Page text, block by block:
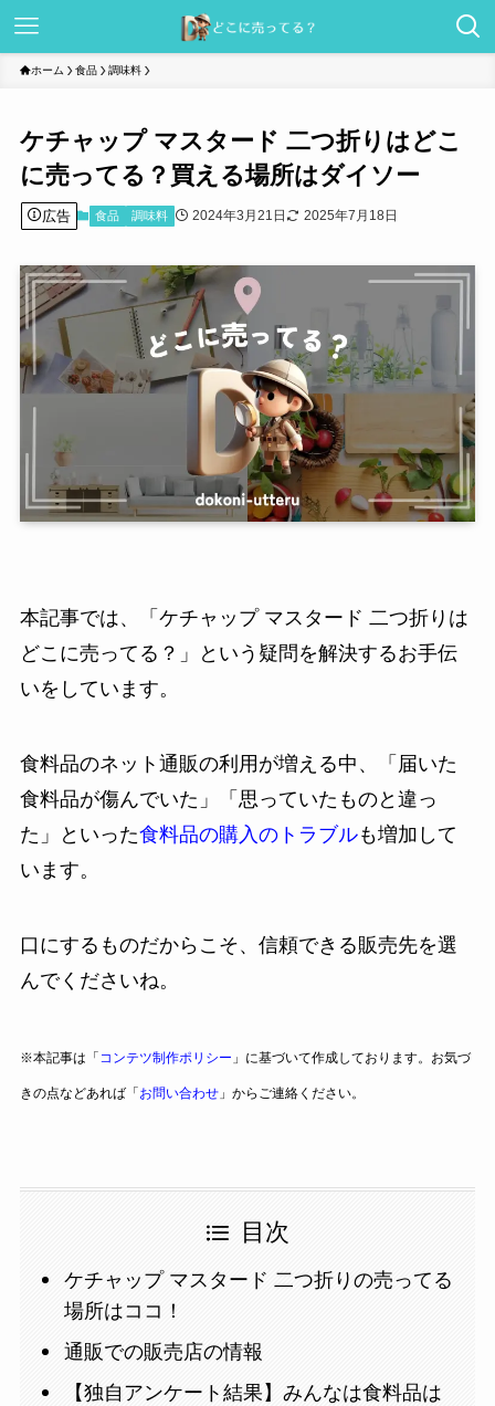
ホーム 食品 調味料
ケチャップ マスタード 二つ折りはどこ
に売ってる？買える場所はダイソー
広告 食品 調味料 2024年3月21日 2025年7月18日
本記事では、「ケチャップ マスタード 二つ折りは
どこに売ってる？」という疑問を解決するお手伝
いをしています。
食料品のネット通販の利用が増える中、「届いた
食料品が傷んでいた」「思っていたものと違っ
た」といった食料品の購入のトラブルも増加して
います。
口にするものだからこそ、信頼できる販売先を選
んでくださいね。
※本記事は「 コンテツ制作ポリシー 」に基づいて作成しております。お気づ
きの点などあれば「お問い合わせ」からご連絡ください。
目次
ケチャップ マスタード 二つ折りの売ってる
場所はココ！
通販での販売店の情報
【独自アンケート結果】みんなは食料品は